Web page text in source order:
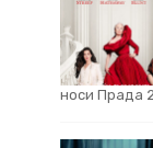
носи Прада